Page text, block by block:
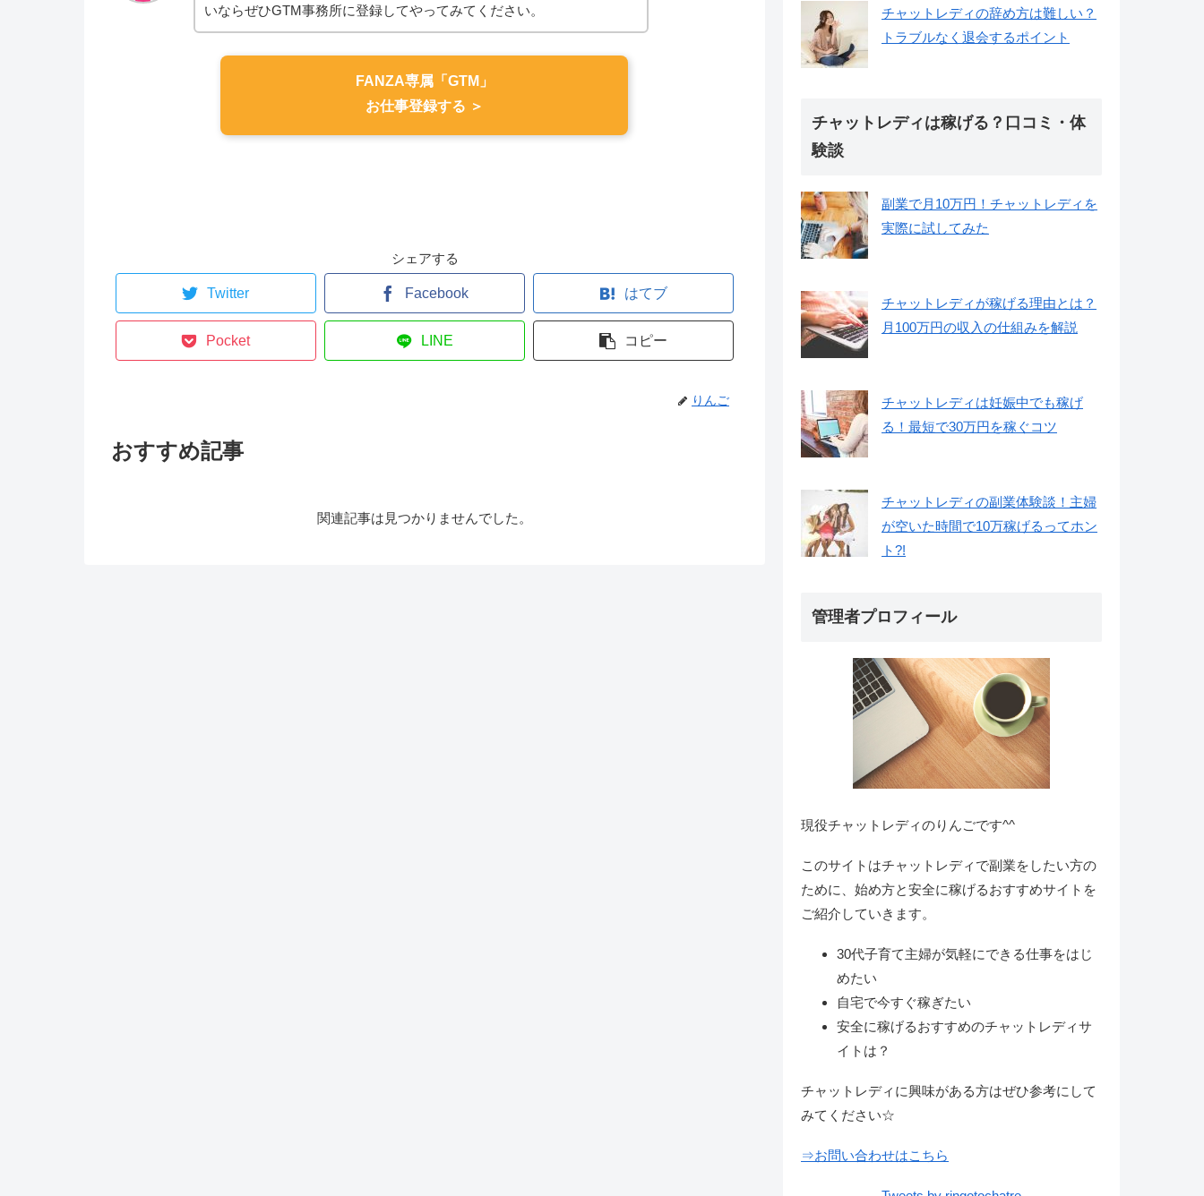
いならぜひGTM事務所に登録してやってみてください。
FANZA専属「GTM」
お仕事登録する ＞
シェアする
Twitter Facebook はてブ
Pocket LINE コピー
りんご
おすすめ記事
関連記事は見つかりませんでした。
チャットレディの辞め方は難しい？
トラブルなく退会するポイント
チャットレディは稼げる？口コミ・体
験談
副業で月10万円！チャットレディを
実際に試してみた
チャットレディが稼げる理由とは？
月100万円の収入の仕組みを解説
チャットレディは妊娠中でも稼げ
る！最短で30万円を稼ぐコツ
チャットレディの副業体験談！主婦
が空いた時間で10万稼げるってホン
ト?!
管理者プロフィール
現役チャットレディのりんごです^^
このサイトはチャットレディで副業をしたい方の
ために、始め方と安全に稼げるおすすめサイトを
ご紹介していきます。
30代子育て主婦が気軽にできる仕事をはじ
めたい
自宅で今すぐ稼ぎたい
安全に稼げるおすすめのチャットレディサ
イトは？
チャットレディに興味がある方はぜひ参考にして
みてください☆
⇒お問い合わせはこちら